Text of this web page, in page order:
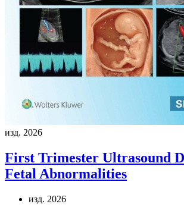
изд. 2026
First Trimester Ultrasound
Fetal Abnormalities
изд. 2026